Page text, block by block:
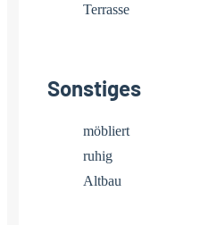
Terrasse
Sonstiges
möbliert
ruhig
Altbau